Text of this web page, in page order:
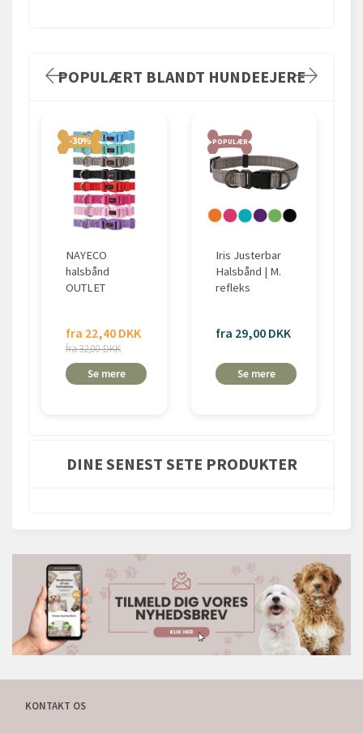
POPULÆRT BLANDT HUNDEEJERE
-30%
NAYECO
halsbånd
OUTLET
fra 22,40 DKK
fra 32,00 DKK
Se mere
POPULÆR
Iris Justerbar
Halsbånd | M.
refleks
fra 29,00 DKK
Se mere
DINE SENEST SETE PRODUKTER
KONTAKT OS